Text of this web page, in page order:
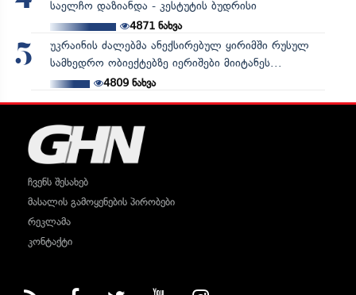
საელჩო დაზიანდა - კესტუტის ბუდრისი
4871ნახვა
5
უკრაინის ძალებმა ანექსირებულ ყირიმში რუსულ
სამხედრო ობიექტებზე იერიშები მიიტანეს...
4809ნახვა
ჩვენს შესახებ
მასალის გამოყენების პირობები
რეკლამა
კონტაქტი